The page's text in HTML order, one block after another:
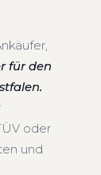
für den
oder
und